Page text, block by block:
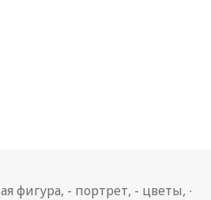
фигура, - портрет, - цветы, ∙